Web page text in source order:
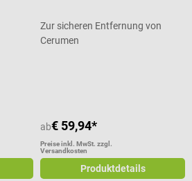
Zur sicheren Entfernung von
Cerumen
ab€ 59,94*
Preise inkl. MwSt. zzgl.
Versandkosten
Produktdetails